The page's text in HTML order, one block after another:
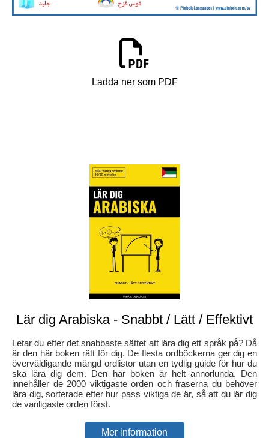
Ladda ner som PDF
Lär dig Arabiska - Snabbt / Lätt / Effektivt
Letar du efter det snabbaste sättet att lära dig ett språk på? Då
är den här boken rätt för dig. De flesta ordböckerna ger dig en
överväldigande mängd ordlistor utan en tydlig guide för hur du
ska lära dig dem. Den här boken är helt annorlunda. Den
innehåller de 2000 viktigaste orden och fraserna du behöver
lära dig, sorterade efter hur pass viktiga de är, så att du lär dig
de vanligaste orden först.
Mer information